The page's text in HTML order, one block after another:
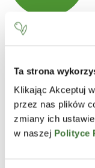
Ta strona
Klikając Akceptuj
przez nas plików
zmiany ich
w naszej Polityce
Enjuagar con agua
INCI
Aqua (Water),
Cocoyl Glutamate,
Betaine, Sodium